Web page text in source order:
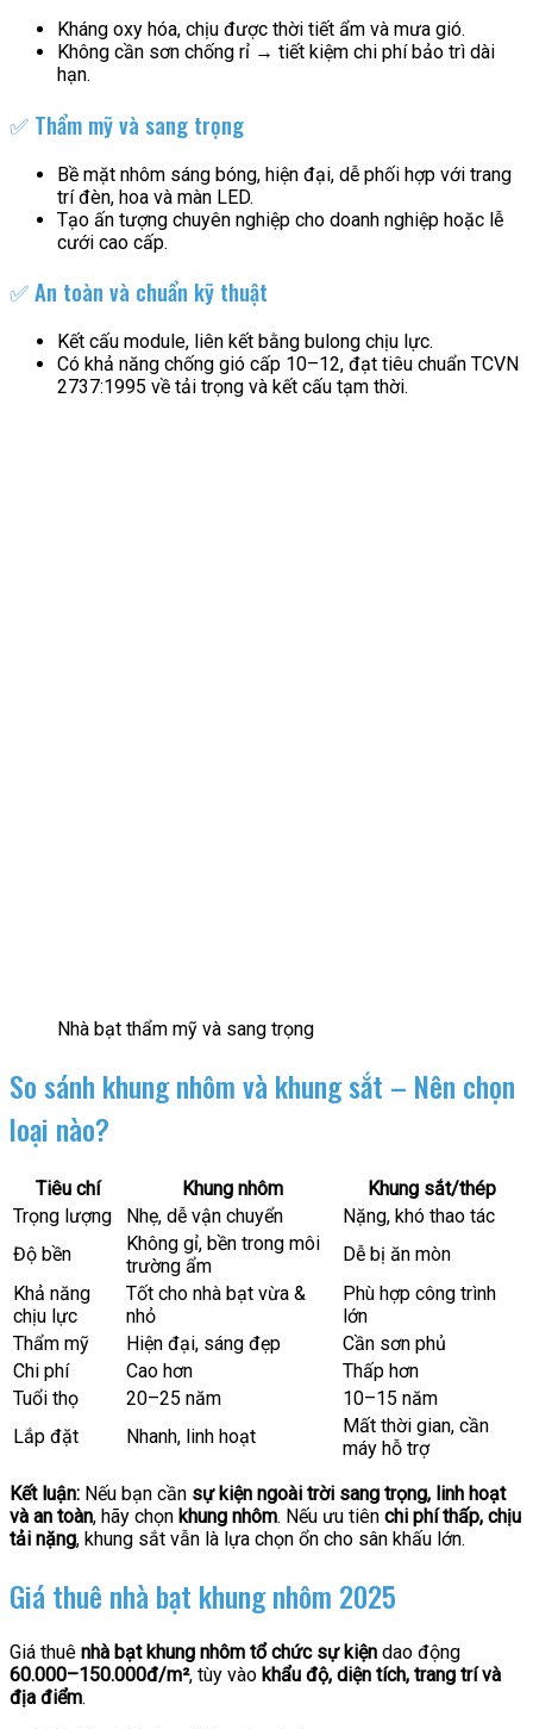
Kháng oxy hóa, chịu được thời tiết ẩm và mưa gió.
Không cần sơn chống rỉ → tiết kiệm chi phí bảo trì dài
hạn.
✅ Thẩm mỹ và sang trọng
Bề mặt nhôm sáng bóng, hiện đại, dễ phối hợp với trang
trí đèn, hoa và màn LED.
Tạo ấn tượng chuyên nghiệp cho doanh nghiệp hoặc lễ
cưới cao cấp.
✅ An toàn và chuẩn kỹ thuật
Kết cấu module, liên kết bằng bulong chịu lực.
Có khả năng chống gió cấp 10–12, đạt tiêu chuẩn TCVN
2737:1995 về tải trọng và kết cấu tạm thời.
Nhà bạt thẩm mỹ và sang trọng
So sánh khung nhôm và khung sắt – Nên chọn
loại nào?
Tiêu chí Khung nhôm
Khung sắt/thép
Trọng lượng
Nhẹ, dễ vận chuyển
Nặng, khó thao tác
Độ bền
Không gỉ, bền trong môi
trường ẩm
Dễ bị ăn mòn
Khả năng
chịu lực
Tốt cho nhà bạt vừa &
nhỏ
Phù hợp công trình
lớn
Thẩm mỹ
Hiện đại, sáng đẹp
Cần sơn phủ
Chi phí
Cao hơn
Thấp hơn
Tuổi thọ
20–25 năm
10–15 năm
Lắp đặt
Nhanh, linh hoạt
Mất thời gian, cần
máy hỗ trợ
Kết luận: Nếu bạn cần sự kiện ngoài trời sang trọng, linh hoạt
và an toàn, hãy chọn khung nhôm. Nếu ưu tiên chi phí thấp, chịu
tải nặng, khung sắt vẫn là lựa chọn ổn cho sân khấu lớn.
Giá thuê nhà bạt khung nhôm 2025
Giá thuê nhà bạt khung nhôm tổ chức sự kiện dao động
60.000–150.000đ/m², tùy vào khẩu độ, diện tích, trang trí và
địa điểm.